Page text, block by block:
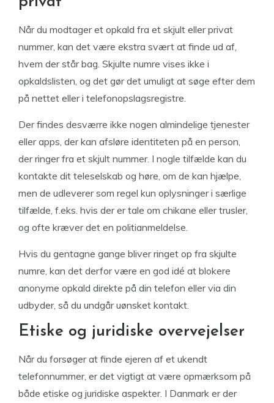
Når du modtager et opkald fra et skjult eller privat
nummer, kan det være ekstra svært at finde ud af,
hvem der står bag. Skjulte numre vises ikke i
opkaldslisten, og det gør det umuligt at søge efter dem
på nettet eller i telefonopslagsregistre.
Der findes desværre ikke nogen almindelige tjenester
eller apps, der kan afsløre identiteten på en person,
der ringer fra et skjult nummer. I nogle tilfælde kan du
kontakte dit teleselskab og høre, om de kan hjælpe,
men de udleverer som regel kun oplysninger i særlige
tilfælde, f.eks. hvis der er tale om chikane eller trusler,
og ofte kræver det en politianmeldelse.
Hvis du gentagne gange bliver ringet op fra skjulte
numre, kan det derfor være en god idé at blokere
anonyme opkald direkte på din telefon eller via din
udbyder, så du undgår uønsket kontakt.
Etiske og juridiske overvejelser
Når du forsøger at finde ejeren af et ukendt
telefonnummer, er det vigtigt at være opmærksom på
både etiske og juridiske aspekter. I Danmark er der